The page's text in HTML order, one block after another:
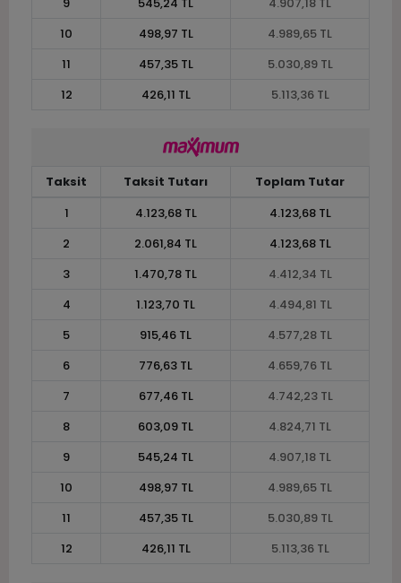
10
498,97 TL
4.989,65 TL
11
457,35 TL
5.030,89 TL
12
426,11 TL 5.113,36 TL
Taksit Taksit Tutarı
Toplam Tutar
1
4.123,68 TL
4.123,68 TL
2
2.061,84 TL
4.123,68 TL
3
1.470,78 TL
4.412,34 TL
4
1.123,70 TL
4.494,81 TL
5
915,46 TL
4.577,28 TL
6
776,63 TL
4.659,76 TL
7
677,46 TL
4.742,23 TL
8
603,09 TL
4.824,71 TL
9
545,24 TL
4.907,18 TL
10
498,97 TL
4.989,65 TL
11
457,35 TL
5.030,89 TL
12
426,11 TL 5.113,36 TL